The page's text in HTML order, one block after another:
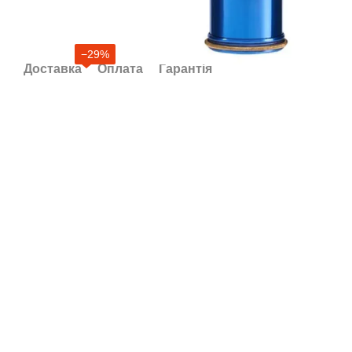
−29%
Доставка Оплата Гарантія